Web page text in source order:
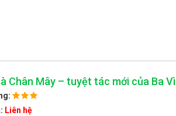
Chân Mây – tuyệt tác mới của Ba Vì
Liên hệ